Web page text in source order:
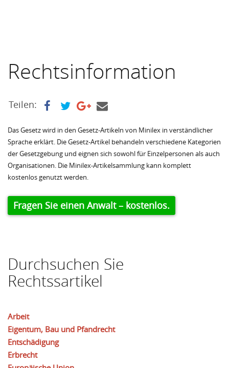
Rechtsinformation
Teilen:
Das Gesetz wird in den Gesetz-Artikeln von Minilex in verständlicher
Sprache erklärt. Die Gesetz-Artikel behandeln verschiedene Kategorien
der Gesetzgebung und eignen sich sowohl für Einzelpersonen als auch
Organisationen. Die Minilex-Artikelsammlung kann komplett
kostenlos genutzt werden.
Fragen Sie einen Anwalt – kostenlos.
Durchsuchen Sie
Rechtssartikel
Arbeit
Eigentum, Bau und Pfandrecht
Entschädigung
Erbrecht